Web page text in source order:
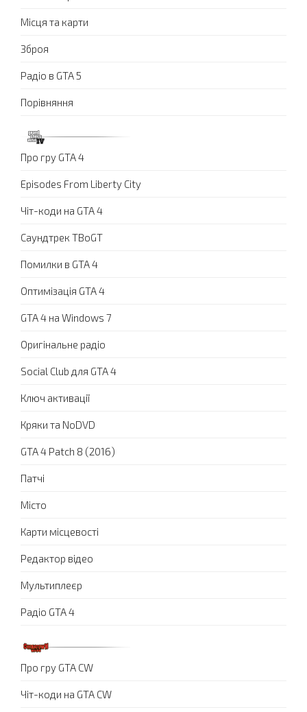
Місця та карти
Зброя
Радіо в GTA 5
Порівняння
Про гру GTA 4
Episodes From Liberty City
Чіт-коди на GTA 4
Саундтрек TBoGT
Помилки в GTA 4
Оптимізація GTA 4
GTA 4 на Windows 7
Оригінальне радіо
Social Club для GTA 4
Ключ активації
Кряки та NoDVD
GTA 4 Patch 8 (2016)
Патчі
Місто
Карти місцевості
Редактор відео
Мультиплеєр
Радіо GTA 4
Про гру GTA CW
Чіт-коди на GTA CW